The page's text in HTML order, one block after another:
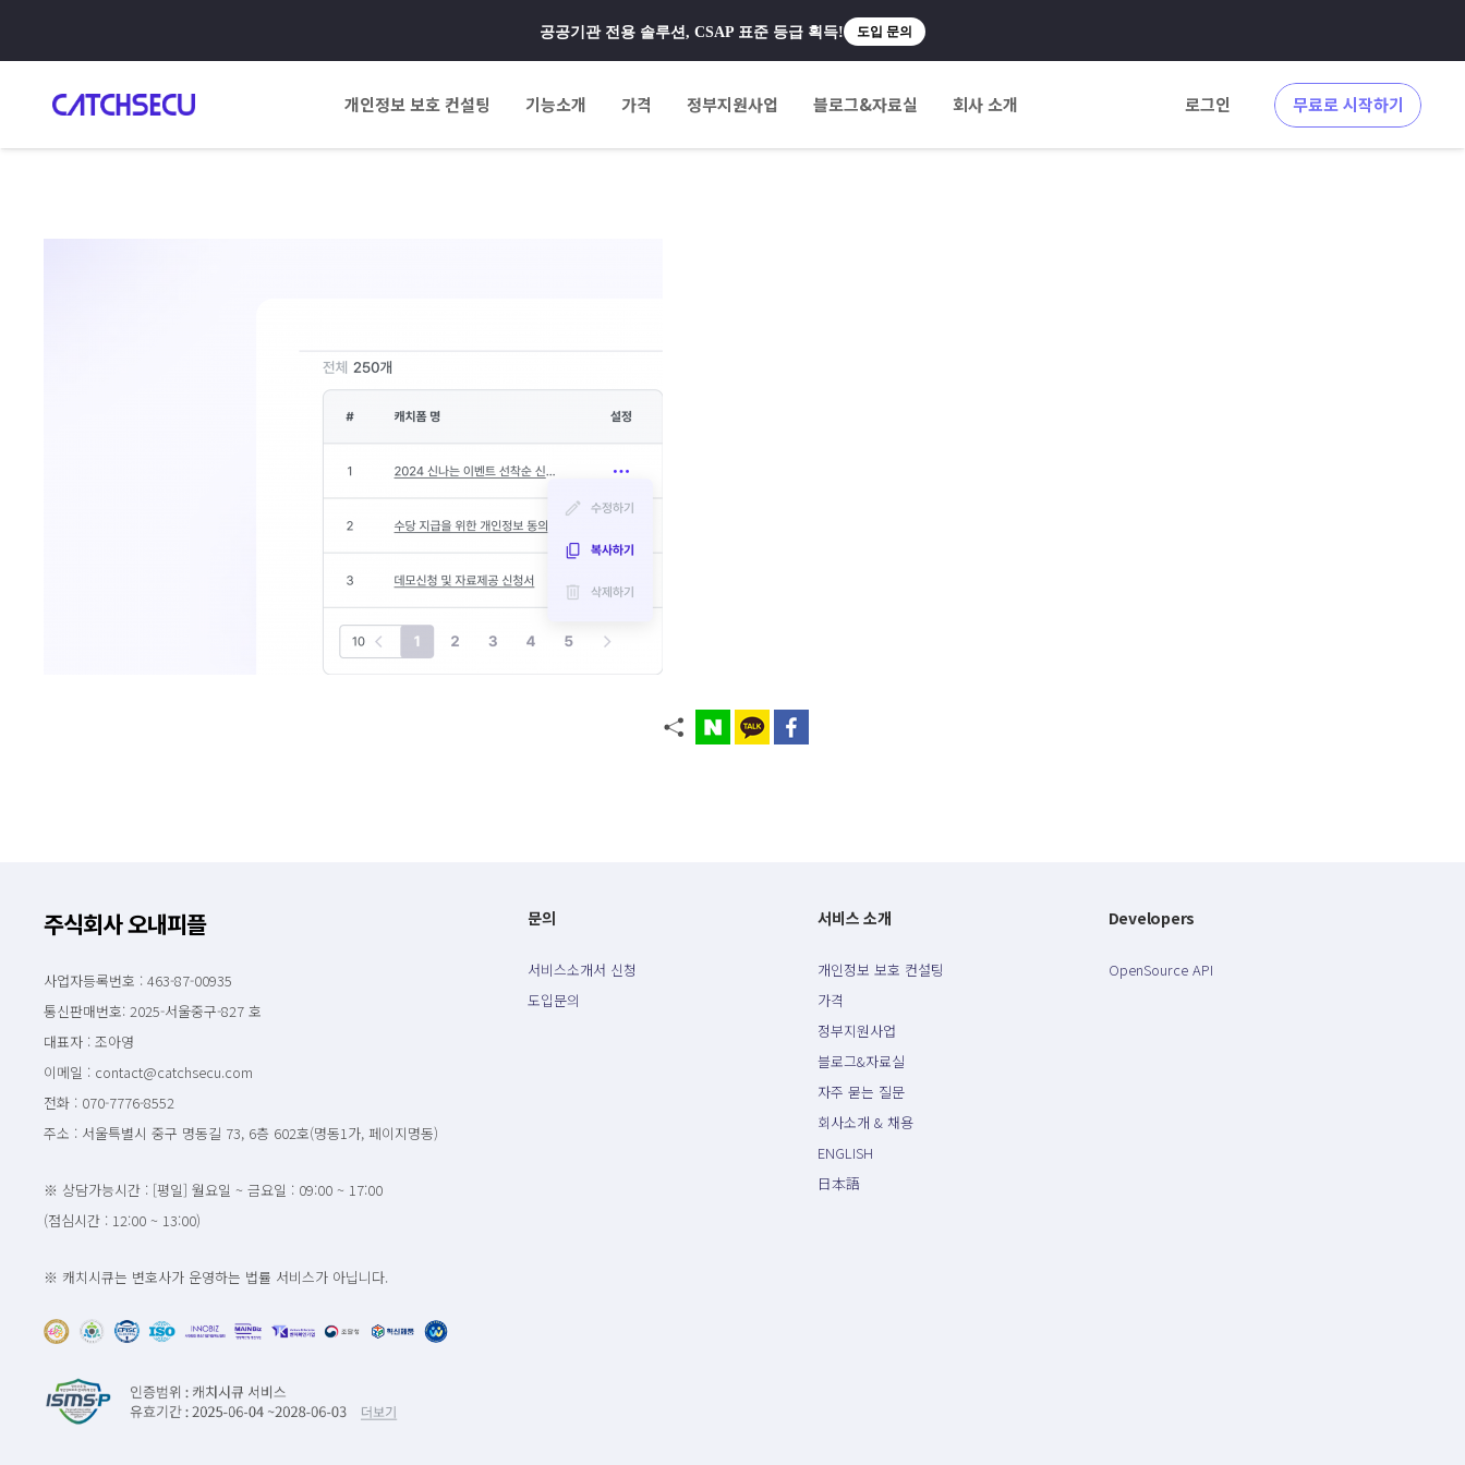
공공기관 전용 솔루션, CSAP 표준 등급 획득! 도입 문의
개인정보 보호 컨설팅 기능소개 가격 정부지원사업 블로그&자료실 회사 소개 로그인 무료로 시작하기
주식회사 오내피플
사업자등록번호 : 463-87-00935
통신판매번호: 2025-서울중구-827 호
대표자 : 조아영
이메일 : contact@catchsecu.com
전화 : 070-7776-8552
주소 : 서울특별시 중구 명동길 73, 6층 602호(명동1가, 페이지명동)
※ 상담가능시간 : [평일] 월요일 ~ 금요일 : 09:00 ~ 17:00
(점심시간 : 12:00 ~ 13:00)
※ 캐치시큐는 변호사가 운영하는 법률 서비스가 아닙니다.
문의
서비스소개서 신청
도입문의
서비스 소개
개인정보 보호 컨설팅
가격
정부지원사업
블로그&자료실
자주 묻는 질문
회사소개 & 채용
ENGLISH
日本語
Developers
OpenSource API